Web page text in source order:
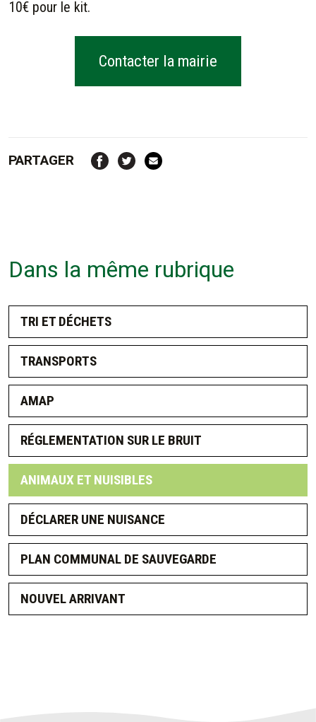
10€ pour le kit.
Contacter la mairie
PARTAGER
Dans la même rubrique
TRI ET DÉCHETS
TRANSPORTS
AMAP
RÉGLEMENTATION SUR LE BRUIT
ANIMAUX ET NUISIBLES
DÉCLARER UNE NUISANCE
PLAN COMMUNAL DE SAUVEGARDE
NOUVEL ARRIVANT